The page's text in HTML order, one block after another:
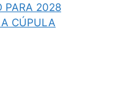
PARA 2028
CÚPULA